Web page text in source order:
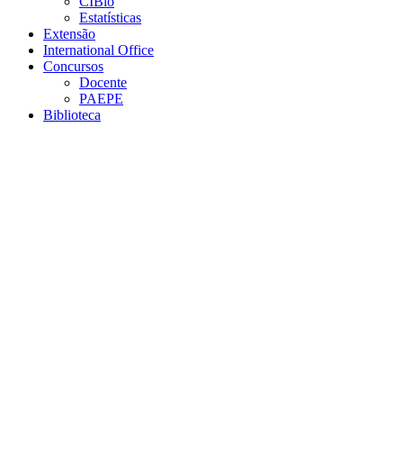
Estatísticas
Extensão
International Office
Concursos
Docente
PAEPE
Biblioteca